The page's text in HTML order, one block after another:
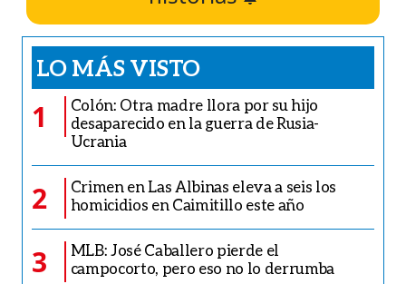
LO MÁS VISTO
1
Colón: Otra madre llora por su hijo
desaparecido en la guerra de Rusia-
Ucrania
2
Crimen en Las Albinas eleva a seis los
homicidios en Caimitillo este año
3
MLB: José Caballero pierde el
campocorto, pero eso no lo derrumba